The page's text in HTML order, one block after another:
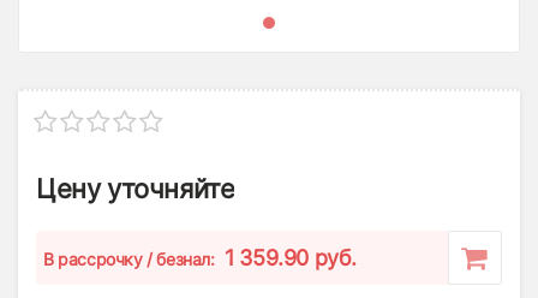
Цену уточняйте
B рассрочку / безнал: 1 359.90 руб.